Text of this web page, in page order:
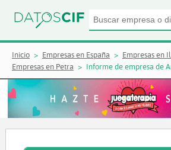
Inicio Empresas en España
Empresas en
Empresas en Petra
Informe de empresa de